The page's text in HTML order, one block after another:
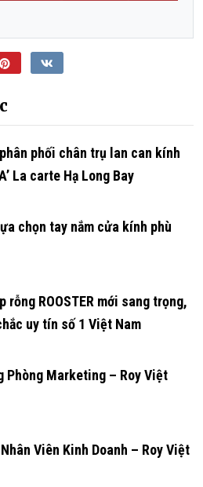
Pinterest
phối chân trụ lan can kính
La carte Hạ Long Bay
chọn tay nắm cửa kính phù
rỗng ROOSTER mới sang trọng,
uy tín số 1 Việt Nam
Phòng Marketing – Roy Việt
Viên Kinh Doanh – Roy Việt